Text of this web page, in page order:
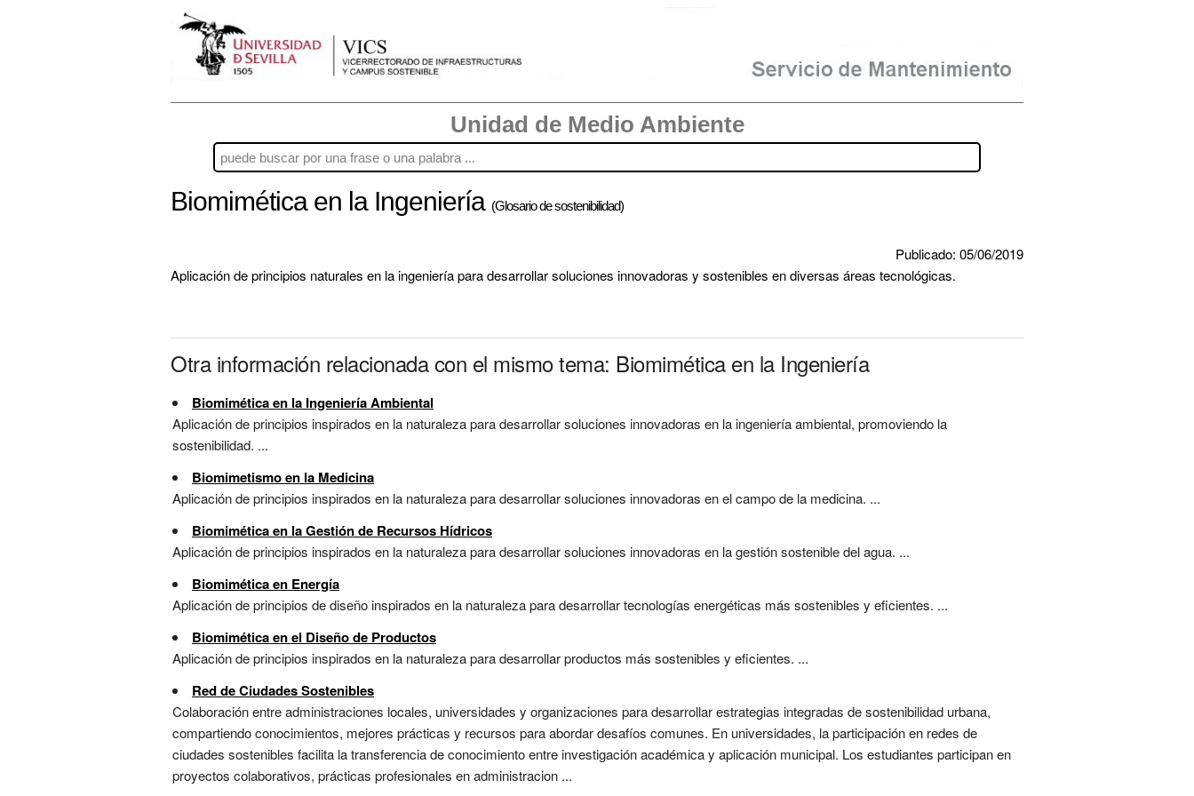
Unidad de Medio Ambiente
Biomimética en la Ingeniería (Glosario de sostenibilidad)
Publicado: 05/06/2019
Aplicación de principios naturales en la ingeniería para desarrollar soluciones innovadoras y sostenibles en diversas áreas tecnológicas.
Otra información relacionada con el mismo tema: Biomimética en la Ingeniería
Biomimética en la Ingeniería Ambiental
Aplicación de principios inspirados en la naturaleza para desarrollar soluciones innovadoras en la ingeniería ambiental, promoviendo la
sostenibilidad. ...
Biomimetismo en la Medicina
Aplicación de principios inspirados en la naturaleza para desarrollar soluciones innovadoras en el campo de la medicina. ...
Biomimética en la Gestión de Recursos Hídricos
Aplicación de principios inspirados en la naturaleza para desarrollar soluciones innovadoras en la gestión sostenible del agua. ...
Biomimética en Energía
Aplicación de principios de diseño inspirados en la naturaleza para desarrollar tecnologías energéticas más sostenibles y eficientes. ...
Biomimética en el Diseño de Productos
Aplicación de principios inspirados en la naturaleza para desarrollar productos más sostenibles y eficientes. ...
Red de Ciudades Sostenibles
Colaboración entre administraciones locales, universidades y organizaciones para desarrollar estrategias integradas de sostenibilidad urbana,
compartiendo conocimientos, mejores prácticas y recursos para abordar desafíos comunes. En universidades, la participación en redes de
ciudades sostenibles facilita la transferencia de conocimiento entre investigación académica y aplicación municipal. Los estudiantes participan en
proyectos colaborativos, prácticas profesionales en administracion ...